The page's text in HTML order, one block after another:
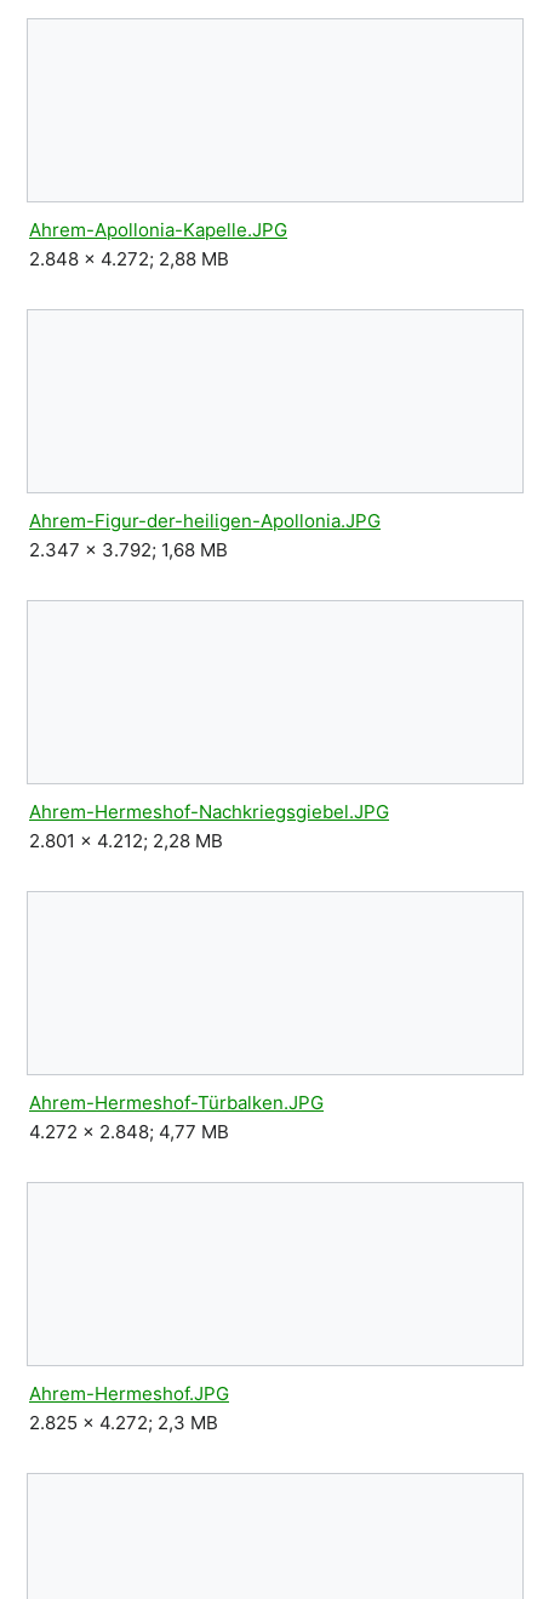
Ahrem-Apollonia-Kapelle.JPG
2.848 × 4.272; 2,88 MB
Ahrem-Figur-der-heiligen-Apollonia.JPG
2.347 × 3.792; 1,68 MB
Ahrem-Hermeshof-Nachkriegsgiebel.JPG
2.801 × 4.212; 2,28 MB
Ahrem-Hermeshof-Türbalken.JPG
4.272 × 2.848; 4,77 MB
Ahrem-Hermeshof.JPG
2.825 × 4.272; 2,3 MB